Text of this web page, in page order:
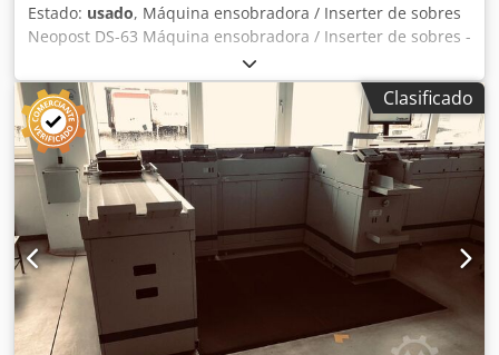
Estado: usado, Máquina ensobradora / Inserter de sobres
Neopost DS-63 Máquina ensobradora / Inserter de sobres -
Neopost DS-63 Nº de serie: 13FN1525 Alimentación de
documentos: 2 Capacidad máxima: 2200 cartas/hora
Capacidad de bandeja para A4: 650 Capacidad de bandeja
para sobres: 150 Tamaños de papel: A4 - A5 - A6 Altura: 90
- 356 mm Ancho: 130 - 230 mm Calidad de papel: 60 - 170
g/m² Grosor máximo de papel: 250 g/m² Credpjyzn Ewsfx
Ak Uef Tamaños de sobre Formatos DIN: C5 - C6 - DL
Altura: 90 - 162 mm Ancho: 160 - 248 mm Calidad de
sobre: 80 - 120 g/m² Espesor máximo del sobre: 2,5 mm
Dimensiones de la máquina: 1200 x 420 x 520 mm Peso: 75
kg Inspección por vídeo online vía WhatsApp - MS Zoom -
Telegram En stock en Emskirchen/Núremberg - Disponible
de inmediato - Posibilidad de pruebas
Clasificado